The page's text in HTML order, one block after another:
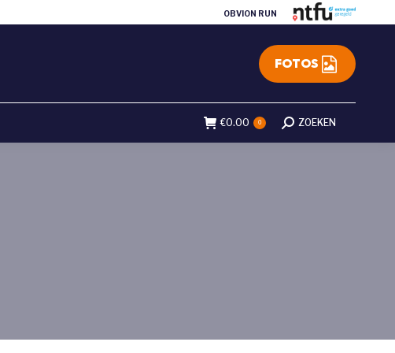
OBVION RUN
FOTOS
€0.00 0 Search:
ZOEKEN